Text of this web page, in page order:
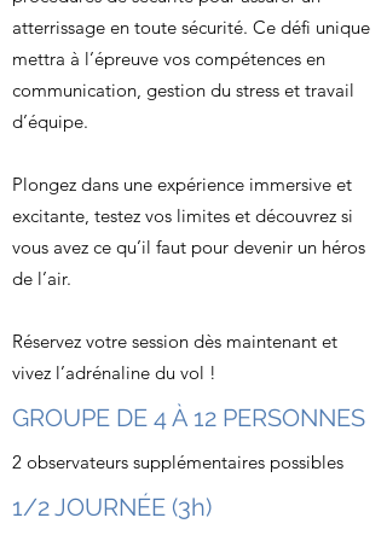
atterrissage en toute sécurité. Ce défi unique
mettra à l’épreuve vos compétences en
communication, gestion du stress et travail
d’équipe.
Plongez dans une expérience immersive et
excitante, testez vos limites et découvrez si
vous avez ce qu’il faut pour devenir un héros
de l’air.
Réservez votre session dès maintenant et
vivez l’adrénaline du vol !
GROUPE DE 4 À 12 PERSONNES
2 observateurs supplémentaires possibles
1/2 JOURNÉE (3h)